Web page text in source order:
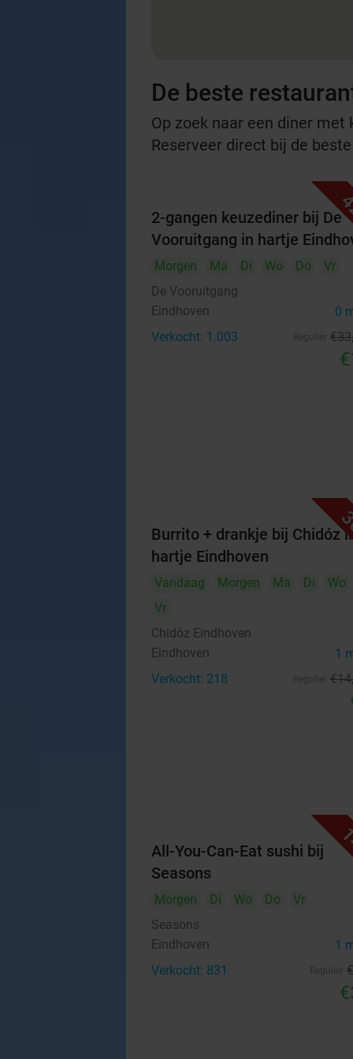
De beste
Op zoek naar een diner
Reserveer direct bij de
2-gangen keuzediner bij De
Vooruitgang in hartje
Morgen Ma Di Wo Do
Vr
De Vooruitgang
Eindhoven 0
Verkocht: 1.003 €33
Burrito + drankje bij Chidóz
hartje Eindhoven
Vandaag Morgen Ma Di Wo
Vr
Chidóz Eindhoven
Eindhoven 1
Verkocht: 218 €14
All-You-Can-Eat sushi bij
Seasons
Morgen Di Wo Do
Vr
Seasons
Eindhoven 1
Verkocht: 831